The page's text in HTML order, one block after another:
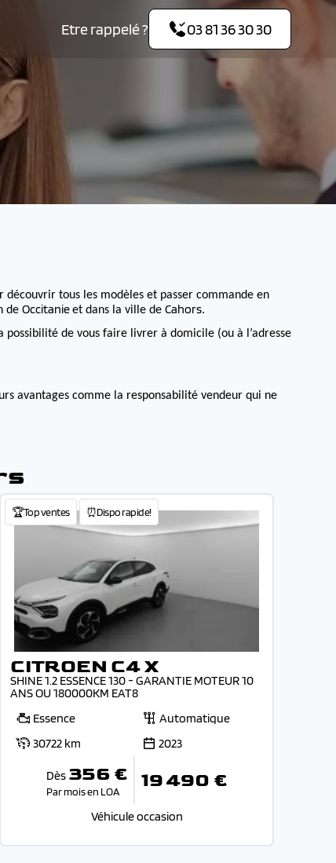
Etre rappelé ? 03 81 36 30 30
découvrir tous les modèles et passer commande en
de Occitanieet dans la ville de Cahors.
possibilité de vous faire livrer à domicile (ou à l’adresse
avantages comme la responsabilité vendeur qui ne
🏆Top ventes ⏰Dispo rapide!
CITROEN C4 X
SHINE 1.2 ESSENCE 130 - GARANTIE MOTEUR 10
ANS OU 180000KM EAT8
Essence
Automatique
30722 km
2023
Dès 356 €
Par mois en LOA 19 490 €
Véhicule occasion